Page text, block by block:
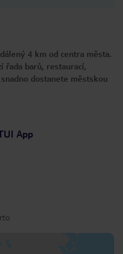
4 km od centra města.
řada barů, restaurací,
dostanete městskou
App